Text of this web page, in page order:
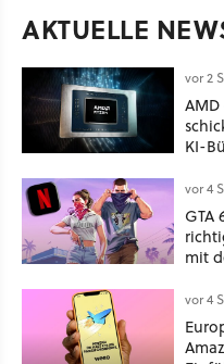
AKTUELLE
vor 2
KI-
vor 4
GTA
mit
vor 4